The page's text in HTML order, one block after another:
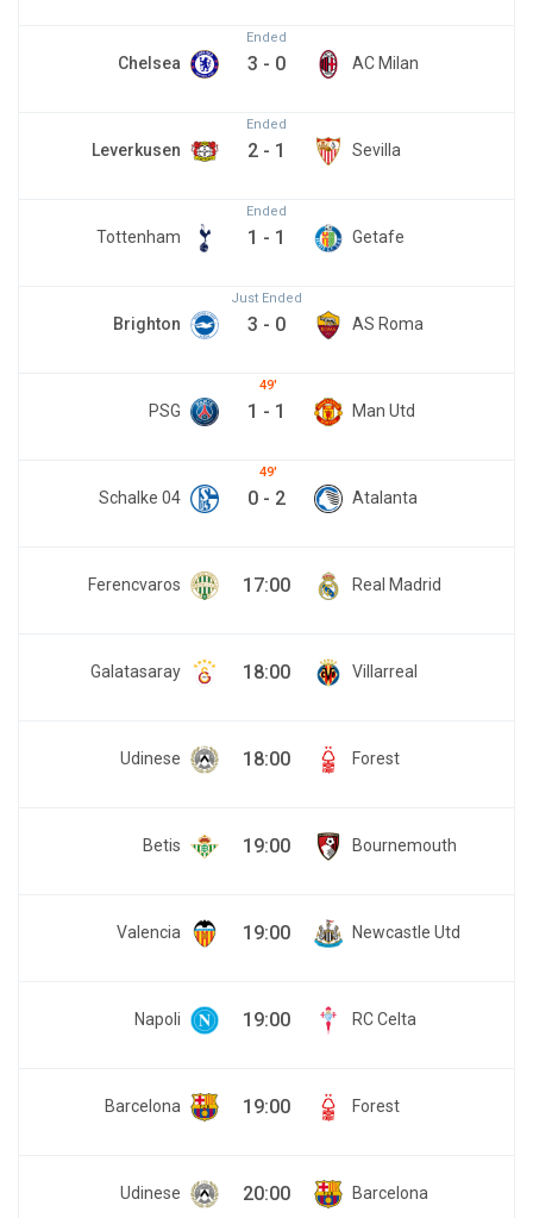
Chelsea
Ended
3 - 0 AC Milan
Leverkusen
Ended
2 - 1 Sevilla
Tottenham
Ended
1 - 1 Getafe
Brighton
Just Ended
3 - 0 AS Roma
PSG
49
1 - 1 Man Utd
Schalke 04
49
0 - 2 Atalanta
Ferencvaros 17:00 Real Madrid
Galatasaray 18:00 Villarreal
Udinese 18:00 Forest
Betis 19:00 Bournemouth
Valencia 19:00 Newcastle Utd
Napoli 19:00 RC Celta
Barcelona 19:00 Forest
Udinese 20:00 Barcelona